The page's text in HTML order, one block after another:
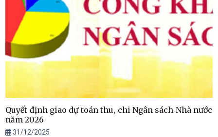
Quyết định giao dự toán thu, chi Ngân sách Nhà nước
năm 2026
31/12/2025